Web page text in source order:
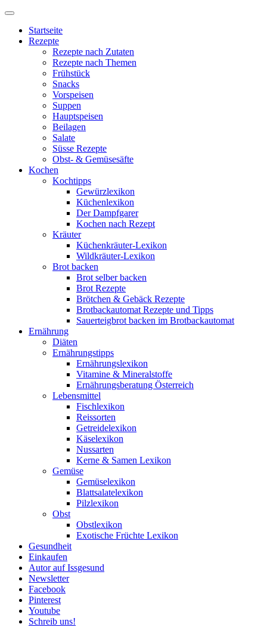
Startseite
Rezepte
Rezepte nach Zutaten
Rezepte nach Themen
Frühstück
Snacks
Vorspeisen
Suppen
Hauptspeisen
Beilagen
Salate
Süsse Rezepte
Obst- & Gemüsesäfte
Kochen
Kochtipps
Gewürzlexikon
Küchenlexikon
Der Dampfgarer
Kochen nach Rezept
Kräuter
Küchenkräuter-Lexikon
Wildkräuter-Lexikon
Brot backen
Brot selber backen
Brot Rezepte
Brötchen & Gebäck Rezepte
Brotbackautomat Rezepte und Tipps
Sauerteigbrot backen im Brotbackautomat
Ernährung
Diäten
Ernährungstipps
Ernährungslexikon
Vitamine & Mineralstoffe
Ernährungsberatung Österreich
Lebensmittel
Fischlexikon
Reissorten
Getreidelexikon
Käselexikon
Nussarten
Kerne & Samen Lexikon
Gemüse
Gemüselexikon
Blattsalatelexikon
Pilzlexikon
Obst
Obstlexikon
Exotische Früchte Lexikon
Gesundheit
Einkaufen
Autor auf Issgesund
Newsletter
Facebook
Pinterest
Youtube
Schreib uns!